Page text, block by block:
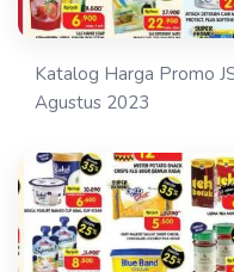
Katalog Harga Promo
Agustus 2023